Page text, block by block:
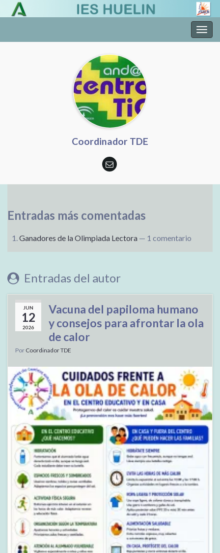
la
Coordinador TDE
Entradas más comentadas
Ganadores de la Olimpiada Lectora — 1 comentario
Entradas del autor
JUN
12
2026
Vacuna del papiloma humano
y consejos para afrontar la ola
de calor
Por Coordinador TDE